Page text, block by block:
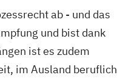
ab - und das
und bist dank
ist es zudem
im Ausland beruflich